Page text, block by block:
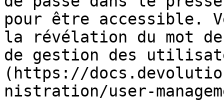
pour être accessible.
la révélation du mot
de gestion des
(https://
nistration/user-